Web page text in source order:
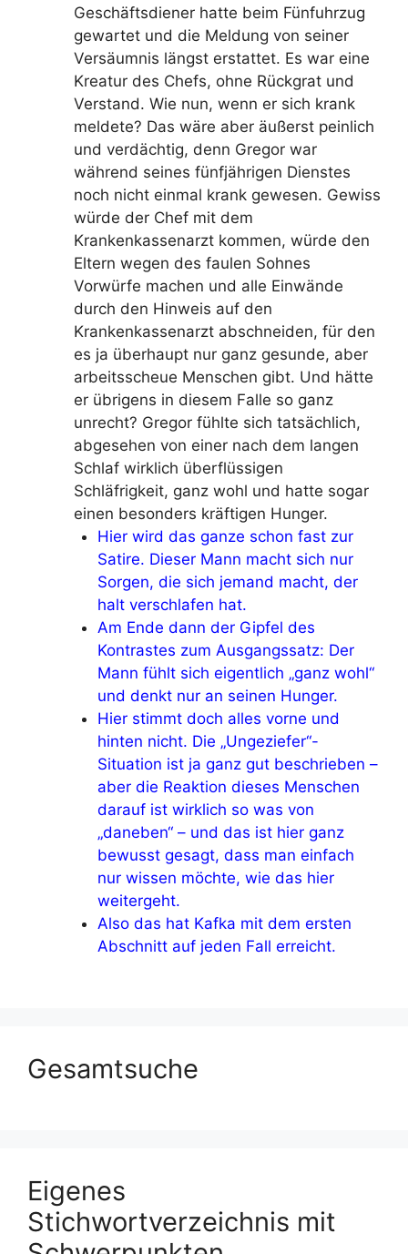
Geschäftsdiener hatte beim Fünfuhrzug
gewartet und die Meldung von seiner
Versäumnis längst erstattet. Es war eine
Kreatur des Chefs, ohne Rückgrat und
Verstand. Wie nun, wenn er sich krank
meldete? Das wäre aber äußerst peinlich
und verdächtig, denn Gregor war
während seines fünfjährigen Dienstes
noch nicht einmal krank gewesen. Gewiss
würde der Chef mit dem
Krankenkassenarzt kommen, würde den
Eltern wegen des faulen Sohnes
Vorwürfe machen und alle Einwände
durch den Hinweis auf den
Krankenkassenarzt abschneiden, für den
es ja überhaupt nur ganz gesunde, aber
arbeitsscheue Menschen gibt. Und hätte
er übrigens in diesem Falle so ganz
unrecht? Gregor fühlte sich tatsächlich,
abgesehen von einer nach dem langen
Schlaf wirklich überflüssigen
Schläfrigkeit, ganz wohl und hatte sogar
einen besonders kräftigen Hunger.
Hier wird das ganze schon fast zur
Satire. Dieser Mann macht sich nur
Sorgen, die sich jemand macht, der
halt verschlafen hat.
Am Ende dann der Gipfel des
Kontrastes zum Ausgangssatz: Der
Mann fühlt sich eigentlich „ganz wohl“
und denkt nur an seinen Hunger.
Hier stimmt doch alles vorne und
hinten nicht. Die „Ungeziefer“-
Situation ist ja ganz gut beschrieben –
aber die Reaktion dieses Menschen
darauf ist wirklich so was von
„daneben“ – und das ist hier ganz
bewusst gesagt, dass man einfach
nur wissen möchte, wie das hier
weitergeht.
Also das hat Kafka mit dem ersten
Abschnitt auf jeden Fall erreicht.
Gesamtsuche
Eigenes
Stichwortverzeichnis mit